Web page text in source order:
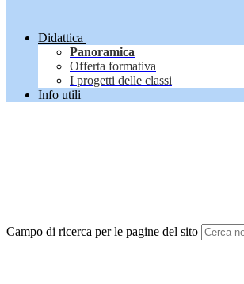
Didattica
Panoramica
Offerta formativa
I progetti delle classi
Info utili
Campo di ricerca per le pagine del sito